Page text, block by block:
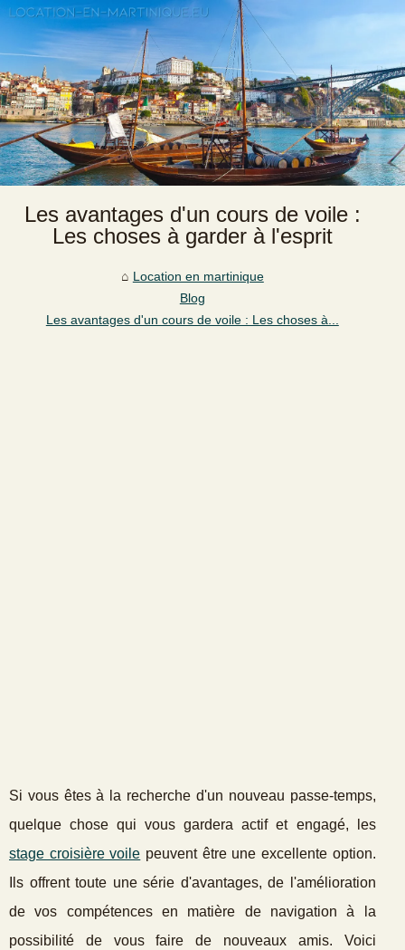
Les avantages d'un cours de voile :
Les choses à garder à l'esprit
Location en martinique
Blog
Les avantages d'un cours de voile : Les choses à...
Si vous êtes à la recherche d'un nouveau passe-temps,
quelque chose qui vous gardera actif et engagé, les
stage croisière voile peuvent être une excellente option.
Ils offrent toute une série d'avantages, de l'amélioration
de vos compétences en matière de navigation à la
possibilité de vous faire de nouveaux amis. Voici